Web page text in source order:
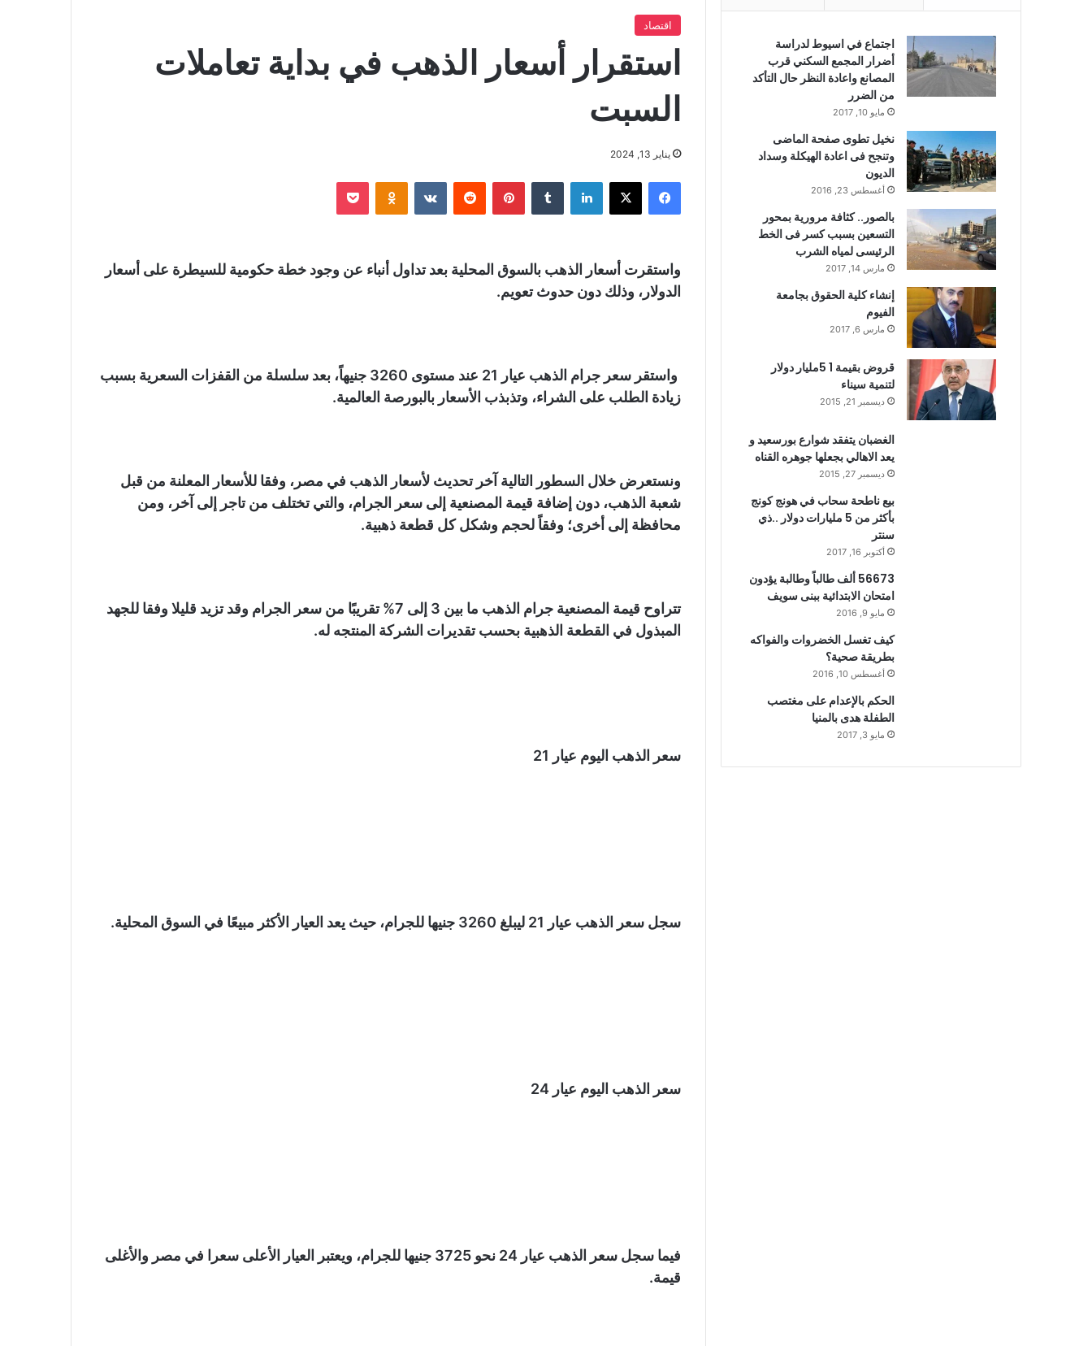
اقتصاد
استقرار أسعار الذهب في بداية تعاملات
السبت
يناير 13, 2024
فيسبوك لينكدإن بينتيريست
واستقرت أسعار الذهب بالسوق المحلية بعد تداول أنباء عن وجود خطة حكومية للسيطرة على أسعار
الدولار، وذلك دون حدوث تعويم.
واستقر سعر جرام الذهب عيار 21 عند مستوى 3260 جنيهاً، بعد سلسلة من القفزات السعرية بسبب
زيادة الطلب على الشراء، وتذبذب الأسعار بالبورصة العالمية.
ونستعرض خلال السطور التالية آخر تحديث لأسعار الذهب في مصر، وفقا للأسعار المعلنة من قبل
شعبة الذهب، دون إضافة قيمة المصنعية إلى سعر الجرام، والتي تختلف من تاجر إلى آخر، ومن
محافظة إلى أخرى؛ وفقاً لحجم وشكل كل قطعة ذهبية.
تتراوح قيمة المصنعية جرام الذهب ما بين 3 إلى 7% تقريبًا من سعر الجرام وقد تزيد قليلا وفقا للجهد
المبذول في القطعة الذهبية بحسب تقديرات الشركة المنتجه له.
سعر الذهب اليوم عيار 21
سجل سعر الذهب عيار 21 ليبلغ 3260 جنيها للجرام، حيث يعد العيار الأكثر مبيعًا في السوق المحلية.
سعر الذهب اليوم عيار 24
فيما سجل سعر الذهب عيار 24 نحو 3725 جنيها للجرام، ويعتبر العيار الأعلى سعرا في مصر والأغلى
قيمة.
اجتماع في اسيوط لدراسة
أضرار المجمع السكني قرب
المصانع واعادة النظر حال التأكد
من الضرر
مايو 10, 2017
نخيل تطوى صفحة الماضى
وتنجح فى اعادة الهيكلة وسداد
الديون
أغسطس 23, 2016
بالصور.. كثافة مرورية بمحور
التسعين بسبب كسر فى الخط
الرئيسى لمياه الشرب
مارس 14, 2017
إنشاء كلية الحقوق بجامعة
الفيوم
مارس 6, 2017
قروض بقيمة 1 5مليار دولار
لتنمية سيناء
ديسمبر 21, 2015
الغضبان يتفقد شوارع بورسعيد و
يعد الاهالي بجعلها جوهره القناه
ديسمبر 27, 2015
بيع ناطحة سحاب في هونج كونج
بأكثر من 5 مليارات دولار ..ذي
سنتر
أكتوبر 16, 2017
56673 ألف طالباً وطالبة يؤدون
امتحان الابتدائية ببنى سويف
مايو 9, 2016
كيف تغسل الخضروات والفواكه
بطريقة صحية؟
أغسطس 10, 2016
الحكم بالإعدام على مغتصب
الطفلة هدى بالمنيا
مايو 3, 2017